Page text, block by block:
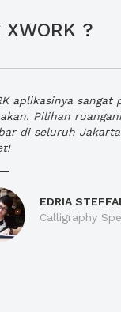
?
aplikasinya
Pilihan
di seluruh
EDRIA
Calligraphy